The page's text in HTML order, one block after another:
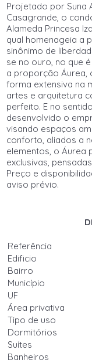
Projetado por Suna
Casagrande, o
Alameda Princesa
qual homenageia a
sinônimo de
se no ouro, no que
a proporção Áurea,
forma extensiva na
artes e arquitetura
perfeito. E no
desenvolvido o
visando espaços
conforto, aliados a
elementos, o Áurea
exclusivas,
Preço e
aviso prévio.
Referência
Edificio
Bairro
Município
UF
Área privativa
Tipo de uso
Dormitórios
Suítes
Banheiros